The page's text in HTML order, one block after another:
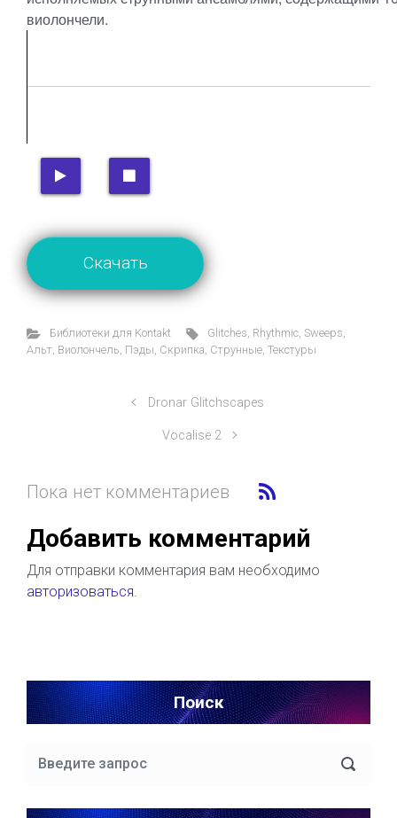
виолончели.
Скачать
Библиотеки для Kontakt Glitches, Rhythmic, Sweeps,
Альт, Виолончель, Пэды, Скрипка, Струнные, Текстуры
Dronar Glitchscapes
Vocalise 2
Пока нет комментариев
Добавить комментарий
Для отправки комментария вам необходимо
авторизоваться.
Поиск